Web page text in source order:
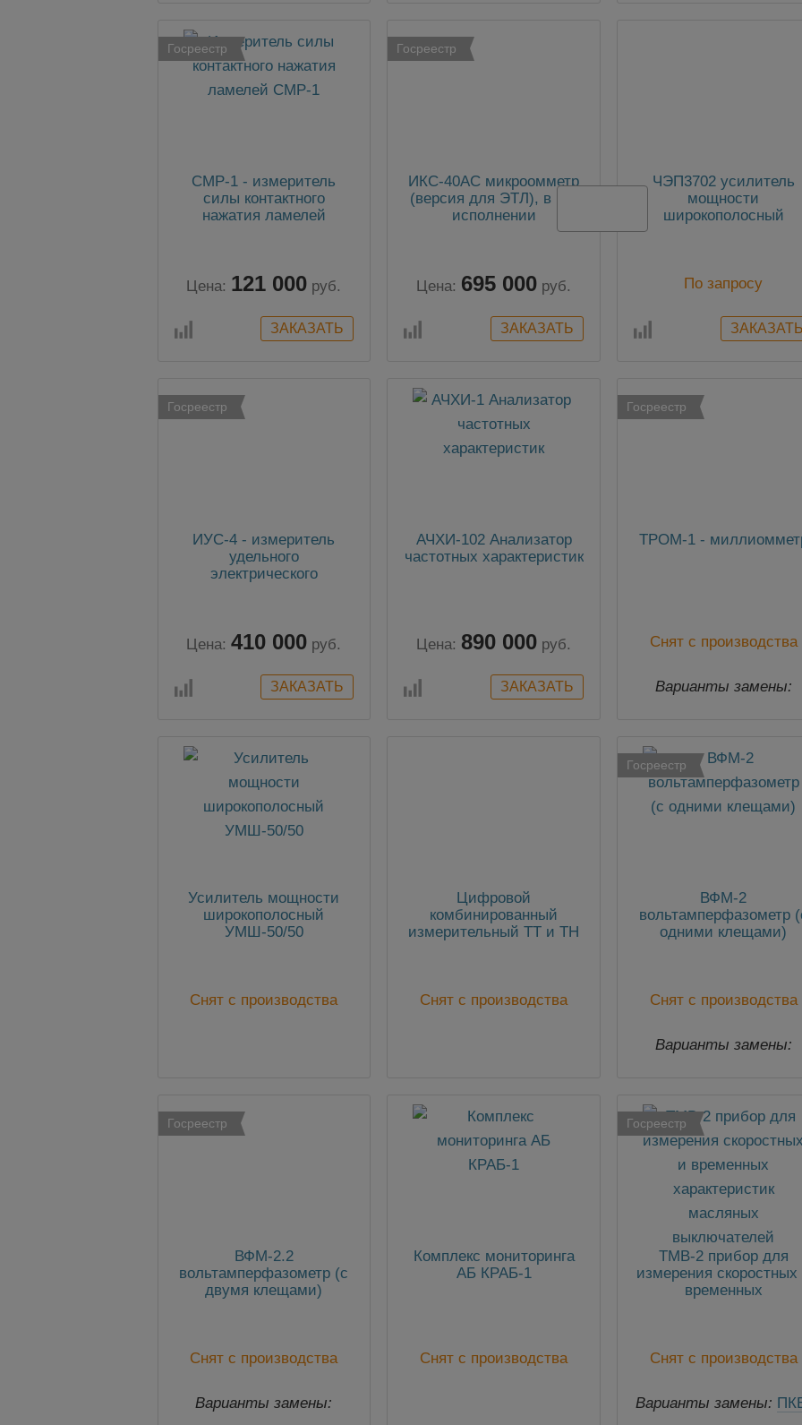
Госреестр
СМР-1 - измеритель
силы контактного
нажатия ламелей
Цена: 121 000 руб.
Госреестр
ИКС-40АС микроомметр
(версия для ЭТЛ), в 19”
исполнении
Цена: 695 000 руб.
ЧЭП3702 усилитель
мощности
широкополосный
По запросу
Госреестр
ИУС-4 - измеритель
удельного
электрического
Цена: 410 000 руб.
АЧХИ-102 Анализатор
частотных характеристик
Цена: 890 000 руб.
Госреестр
ТРОМ-1 -
Снят с производства
Варианты замены:
Усилитель мощности
широкополосный
УМШ-50/50
Снят с производства
Цифровой
комбинированный
измерительный ТТ и ТН
Снят с производства
Госреестр
ВФМ-2
вольтамперфазометр
одними клещами)
Снят с производства
Варианты замены:
Госреестр
ВФМ-2.2
вольтамперфазометр (с
двумя клещами)
Снят с производства
Варианты замены:
Комплекс мониторинга
АБ КРАБ-1
Снят с производства
Госреестр
ТМВ-2 прибор для
измерения скоростных
временных
Снят с производства
Варианты замены: